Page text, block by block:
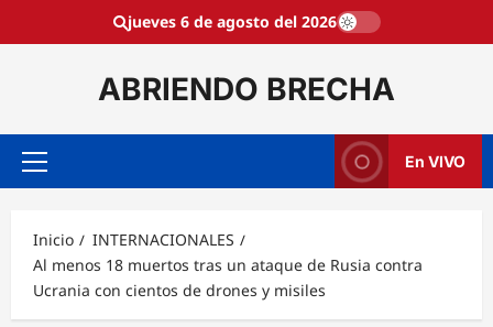
jueves 6 de agosto del 2026
ABRIENDO BRECHA
Menú
En VIVO
Inicio
INTERNACIONALES
Al menos 18 muertos tras un ataque de Rusia contra
Ucrania con cientos de drones y misiles